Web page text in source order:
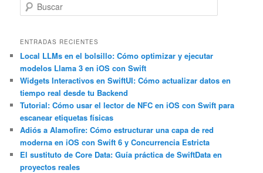
u
c
a
r
ENTRADAS RECIENTES
Local LLMs en el bolsillo: Cómo optimizar y ejecutar
modelos Llama 3 en iOS con Swift
Widgets Interactivos en SwiftUI: Cómo actualizar datos en
tiempo real desde tu Backend
Tutorial: Cómo usar el lector de NFC en iOS con Swift para
escanear etiquetas físicas
Adiós a Alamofire: Cómo estructurar una capa de red
moderna en iOS con Swift 6 y Concurrencia Estricta
El sustituto de Core Data: Guía práctica de SwiftData en
proyectos reales